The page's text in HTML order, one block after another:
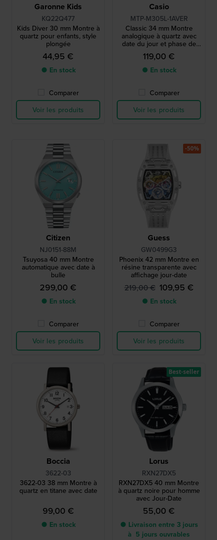
Garonne Kids
KQ22Q477
Kids Diver 30 mm Montre à
quartz pour enfants, style
plongée
44,95 €
● En stock
Comparer
Voir les produits
Casio
MTP-M305L-1AVER
Classic 34 mm Montre
analogique à quartz avec
date du jour et phase de
lune
119,00 €
● En stock
Comparer
Voir les produits
Citizen
NJ0151-88M
Tsuyosa 40 mm Montre
automatique avec date à
bulle
299,00 €
● En stock
Comparer
Voir les produits
Guess
GW0499G3
Phoenix 42 mm Montre en
résine transparente avec
affichage jour-date
219,00 € 109,95 €
● En stock
Comparer
Voir les produits
-50%
Boccia
3622-03
3622-03 38 mm Montre à
quartz en titane avec date
99,00 €
● En stock
Lorus
RXN27DX5
RXN27DX5 40 mm Montre
à quartz noire pour homme
avec Jour-Date
55,00 €
● Livraison entre 3 jours
à 5 jours ouvrables
Best-seller